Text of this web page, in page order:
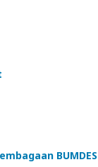
BUMDES